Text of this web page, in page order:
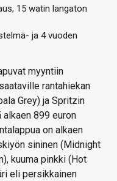
15 watin langaton
ja 4 vuoden
myyntiin
rantahiekan
Grey) ja Spritzin
899 euron
on alkaen
sininen (Midnight
kuuma pinkki (Hot
eli persikkainen